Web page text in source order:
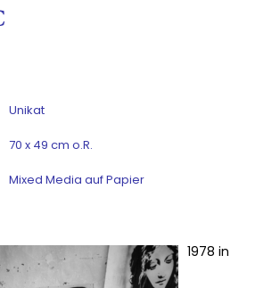
Unikat
70 x 49 cm o.R.
Mixed Media auf Papier
1978 in